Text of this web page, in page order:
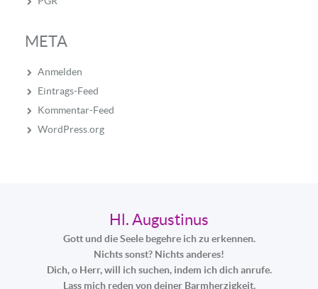
META
Anmelden
Eintrags-Feed
Kommentar-Feed
WordPress.org
Hl. Augustinus
Gott und die Seele begehre ich zu erkennen.
Nichts sonst? Nichts anderes!
Dich, o Herr, will ich suchen, indem ich dich anrufe.
Lass mich reden von deiner Barmherzigkeit,